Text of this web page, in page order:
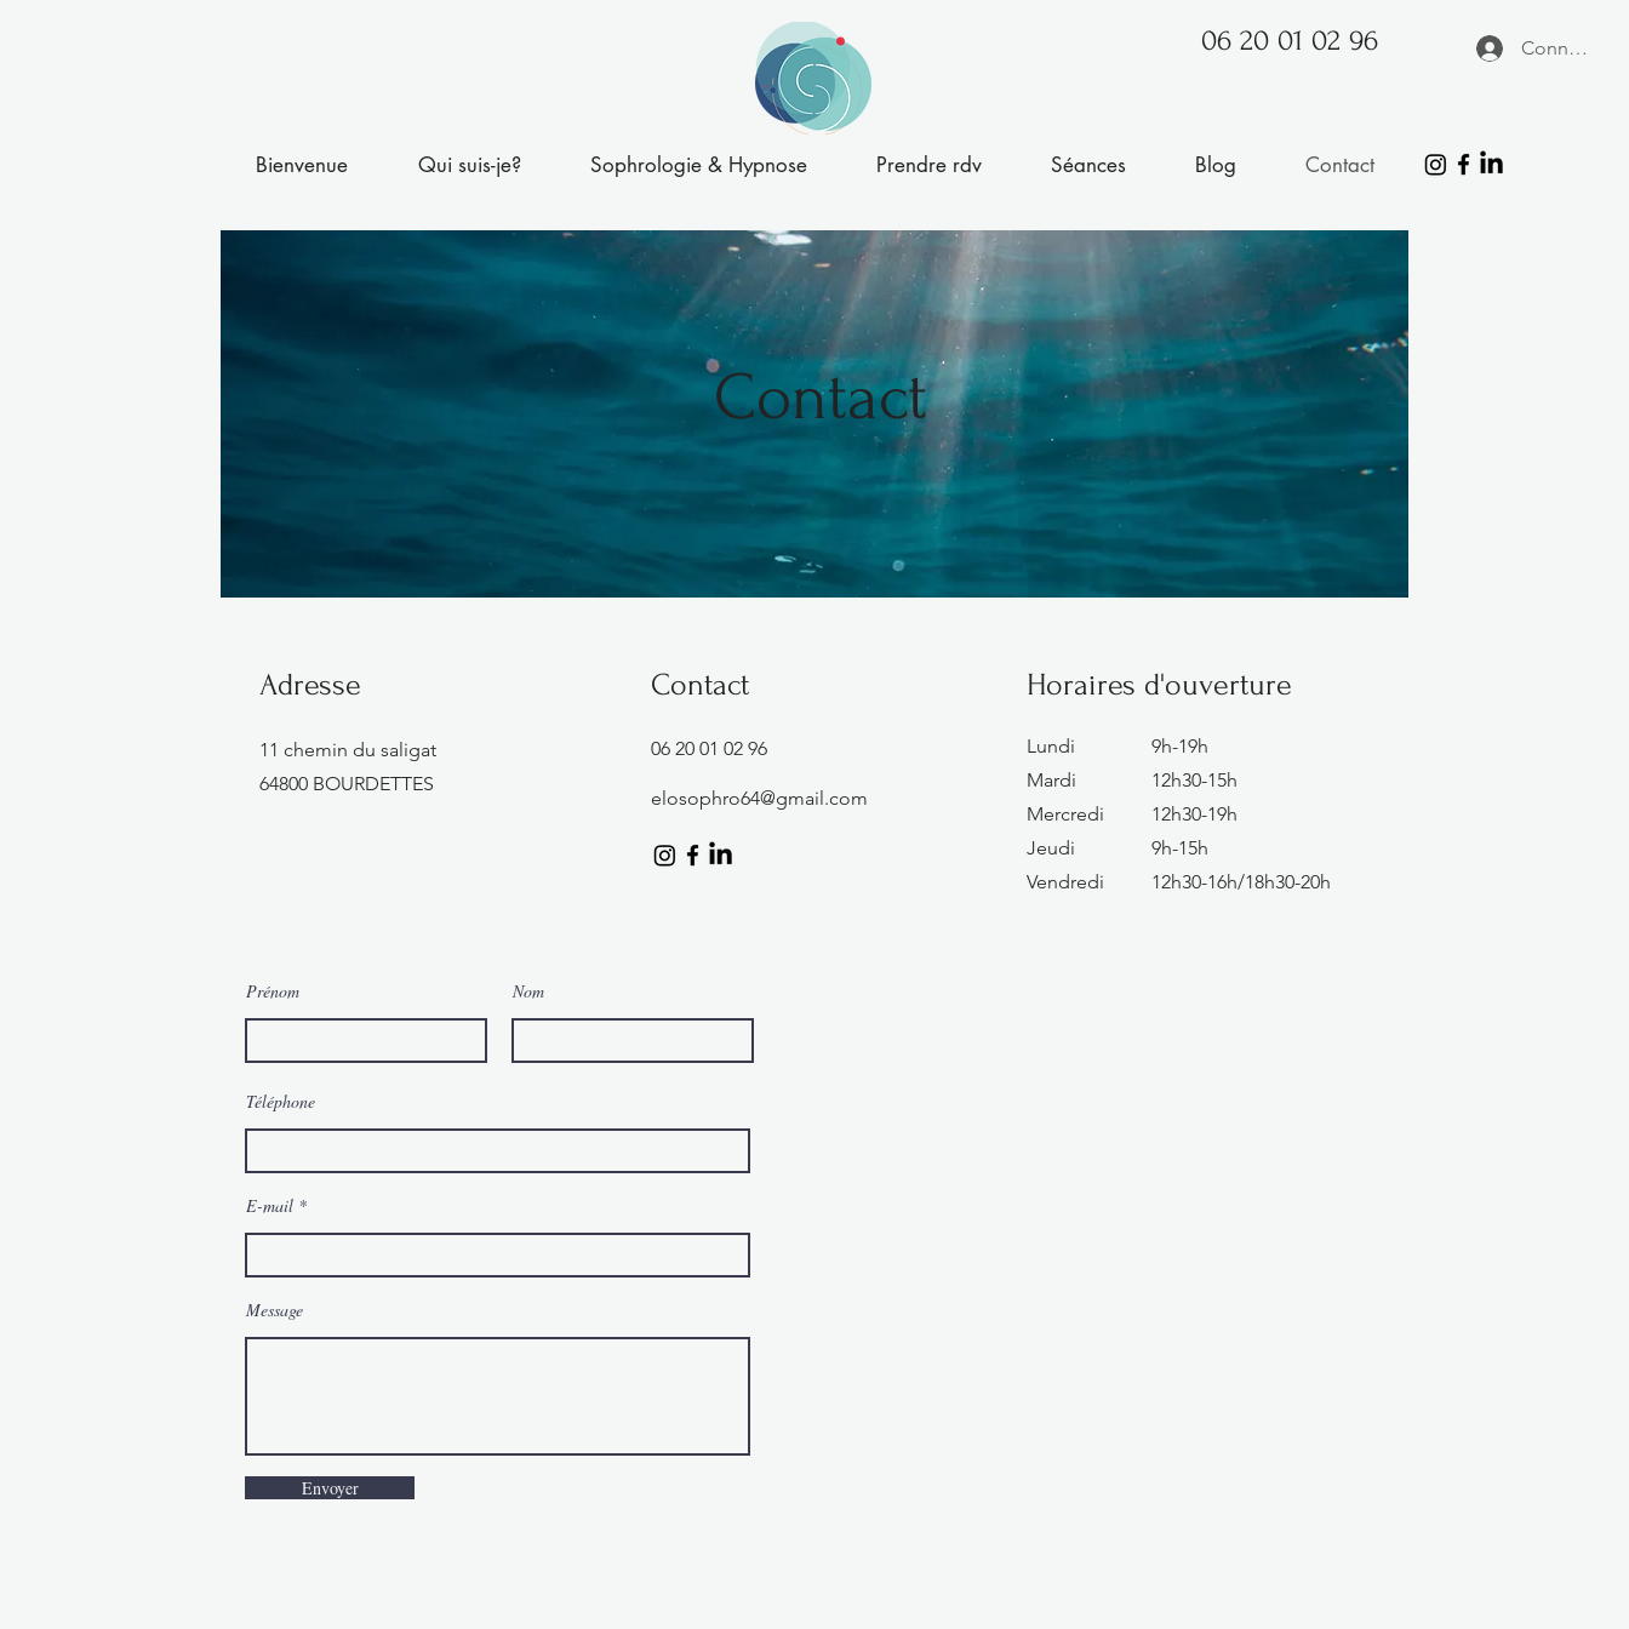
Connexion
Bienvenue Qui suis-je? Sophrologie & Hypnose Prendre rdv Séances Blog Contact
06 20 01 02 96
Contact
Adresse
11 chemin du saligat
64800 BOURDETTES
Contact
06 20 01 02 96
elosophro64@gmail.com
Horaires d'ouverture
Lundi
Mardi
Mercredi
Jeudi
Vendredi
9h-19h
12h30-15h
12h30-19h
9h-15h
12h30-16h/18h30-20h
Prénom Nom
Téléphone
E-mail
Message
Envoyer